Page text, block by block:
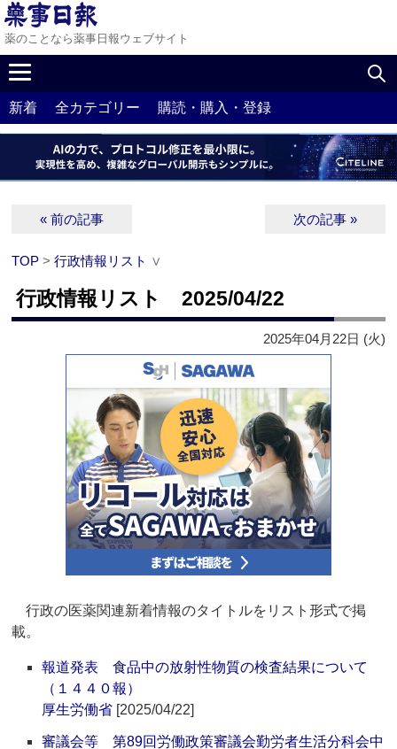
薬のことなら薬事日報ウェブサイト
新着 全カテゴリー 購読・購入・登録
« 前の記事 次の記事 »
TOP >行政情報リスト ∨
行政情報リスト 2025/04/22
2025年04月22日 (火)
行政の医薬関連新着情報のタイトルをリスト形式で掲
載。
報道発表 食品中の放射性物質の検査結果について
（１４４０報）
厚生労働省 [2025/04/22]
審議会等 第89回労働政策審議会勤労者生活分科会中